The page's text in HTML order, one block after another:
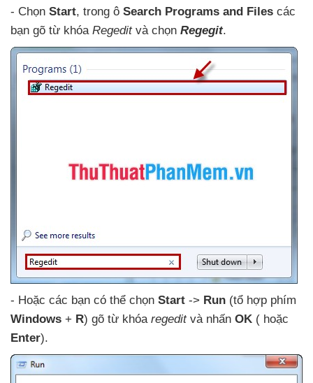
- Chọn Start, trong ô Search Programs and Files các
bạn gõ từ khóa Regedit và chọn Regegit.
- Hoặc các bạn có thể chọn Start -> Run (tổ hợp phím
Windows + R) gõ từ khóa regedit và nhấn OK ( hoặc
Enter).